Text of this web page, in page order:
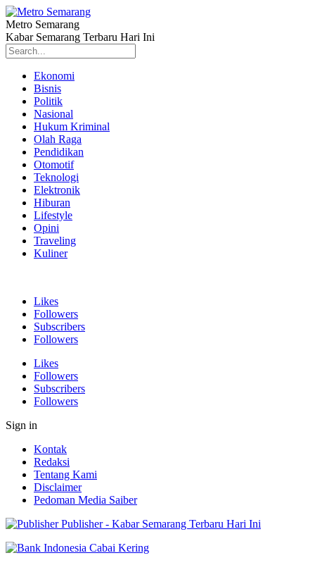
Metro Semarang
Kabar Semarang Terbaru Hari Ini
Ekonomi
Bisnis
Politik
Nasional
Hukum Kriminal
Olah Raga
Pendidikan
Otomotif
Teknologi
Elektronik
Hiburan
Lifestyle
Opini
Traveling
Kuliner
Likes
Followers
Subscribers
Followers
Likes
Followers
Subscribers
Followers
Sign in
Kontak
Redaksi
Tentang Kami
Disclaimer
Pedoman Media Saiber
Publisher - Kabar Semarang Terbaru Hari Ini